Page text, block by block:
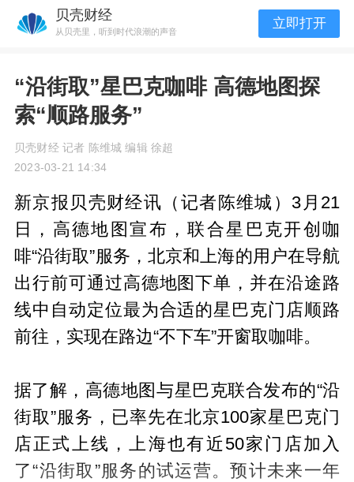
贝壳财经
从贝壳里，听到时代浪潮的声音
立即打开
“沿街取”星巴克咖啡 高德地图探
索“顺路服务”
贝壳财经 记者 陈维城 编辑 徐超
2023-03-21 14:34
新京报贝壳财经讯（记者陈维城）3月21
日，高德地图宣布，联合星巴克开创咖
啡“沿街取”服务，北京和上海的用户在导航
出行前可通过高德地图下单，并在沿途路
线中自动定位最为合适的星巴克门店顺路
前往，实现在路边“不下车”开窗取咖啡。
据了解， 高德地图与星巴克联合发布的“沿
街取”服务，已率先在北京100家星巴克门
店正式上线，上海也有近50家门店加入
了“沿街取”服务的试运营。预计未来一年